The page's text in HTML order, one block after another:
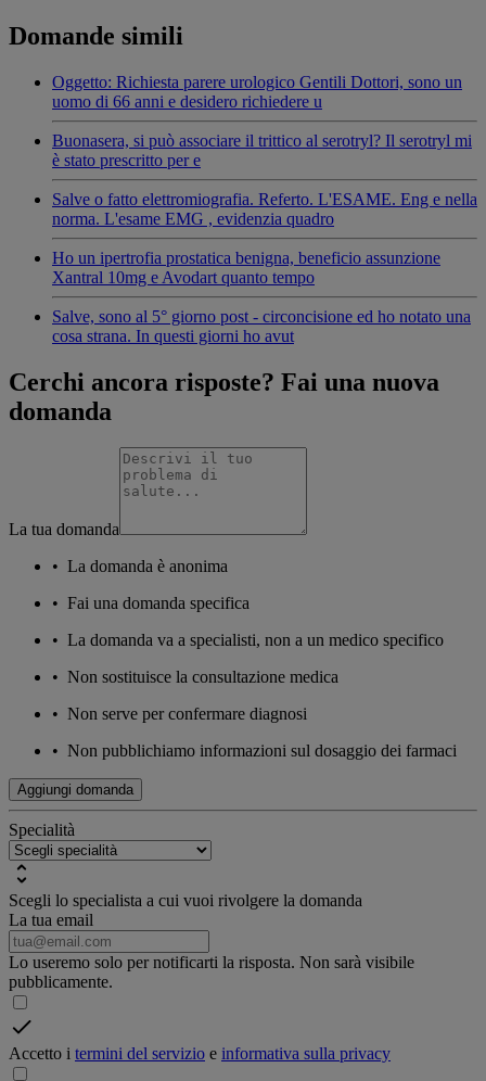
Domande simili
Oggetto: Richiesta parere urologico Gentili Dottori, sono un
uomo di 66 anni e desidero richiedere u
Buonasera, si può associare il trittico al serotryl? Il serotryl mi
è stato prescritto per e
Salve o fatto elettromiografia. Referto. L'ESAME. Eng e nella
norma. L'esame EMG , evidenzia quadro
Ho un ipertrofia prostatica benigna, beneficio assunzione
Xantral 10mg e Avodart quanto tempo
Salve, sono al 5° giorno post - circoncisione ed ho notato una
cosa strana. In questi giorni ho avut
Cerchi ancora risposte? Fai una nuova
domanda
La tua domanda
• La domanda è anonima
• Fai una domanda specifica
• La domanda va a specialisti, non a un medico specifico
• Non sostituisce la consultazione medica
• Non serve per confermare diagnosi
• Non pubblichiamo informazioni sul dosaggio dei farmaci
Aggiungi domanda
Specialità
Scegli lo specialista a cui vuoi rivolgere la domanda
La tua email
Lo useremo solo per notificarti la risposta. Non sarà visibile
pubblicamente.
Accetto i termini del servizio e informativa sulla privacy